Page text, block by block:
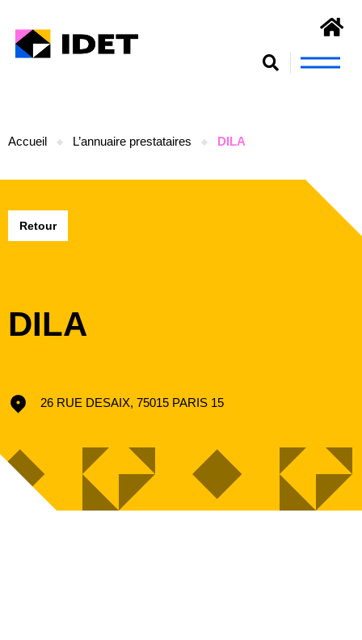
Accueil L’annuaire prestataires DILA
Retour
DILA
26 RUE DESAIX, 75015 PARIS 15